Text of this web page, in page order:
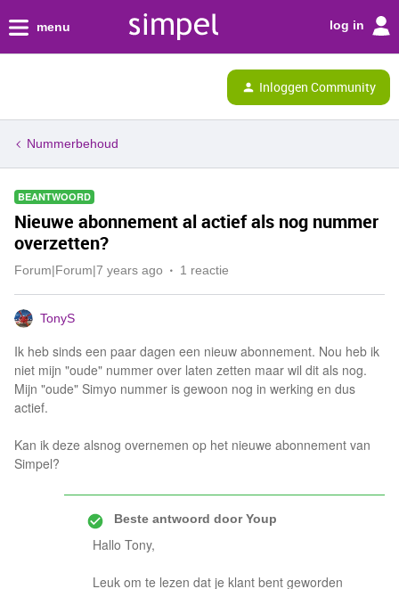
menu log in
Inloggen Community
Nummerbehoud
BEANTWOORD
Nieuwe abonnement al actief als nog nummer
overzetten?
Forum|Forum|7 years ago 1 reactie
TonyS
Ik heb sinds een paar dagen een nieuw abonnement. Nou heb ik
niet mijn "oude" nummer over laten zetten maar wil dit als nog.
Mijn "oude" Simyo nummer is gewoon nog in werking en dus
actief.
Kan ik deze alsnog overnemen op het nieuwe abonnement van
Simpel?
Beste antwoord doorYoup
Hallo Tony,
Leuk om te lezen dat je klant bent geworden